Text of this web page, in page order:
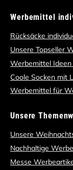
Werbemittel
Rücksäcke
Unsere Topseller
Werbemittel
Coole Socken mit
Werbemittel für
Unsere
Unsere
Nachhaltige
Messe